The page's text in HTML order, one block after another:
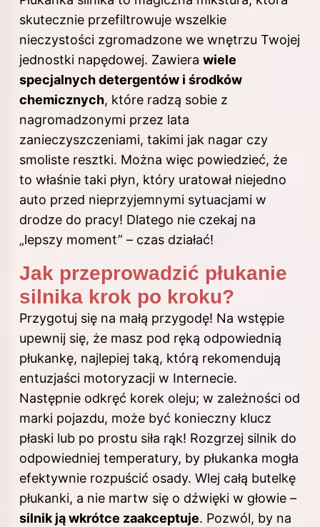
skutecznie przefiltrowuje wszelkie
nieczystości zgromadzone we wnętrzu Twojej
jednostki napędowej. Zawiera wiele
specjalnych detergentów i środków
chemicznych, które radzą sobie z
nagromadzonymi przez lata
zanieczyszczeniami, takimi jak nagar czy
smoliste resztki. Można więc powiedzieć, że
to właśnie taki płyn, który uratował niejedno
auto przed nieprzyjemnymi sytuacjami w
drodze do pracy! Dlatego nie czekaj na
„lepszy moment” – czas działać!
Jak przeprowadzić płukanie
silnika krok po kroku?
Przygotuj się na małą przygodę! Na wstępie
upewnij się, że masz pod ręką odpowiednią
płukankę, najlepiej taką, którą rekomendują
entuzjaści motoryzacji w Internecie.
Następnie odkręć korek oleju; w zależności od
marki pojazdu, może być konieczny klucz
płaski lub po prostu siła rąk! Rozgrzej silnik do
odpowiedniej temperatury, by płukanka mogła
efektywnie rozpuścić osady. Wlej całą butelkę
płukanki, a nie martw się o dźwięki w głowie –
silnik ją wkrótce zaakceptuje. Pozwól, by na